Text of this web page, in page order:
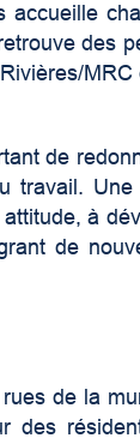
accueille
des
de
travail.
à
de
de la
des